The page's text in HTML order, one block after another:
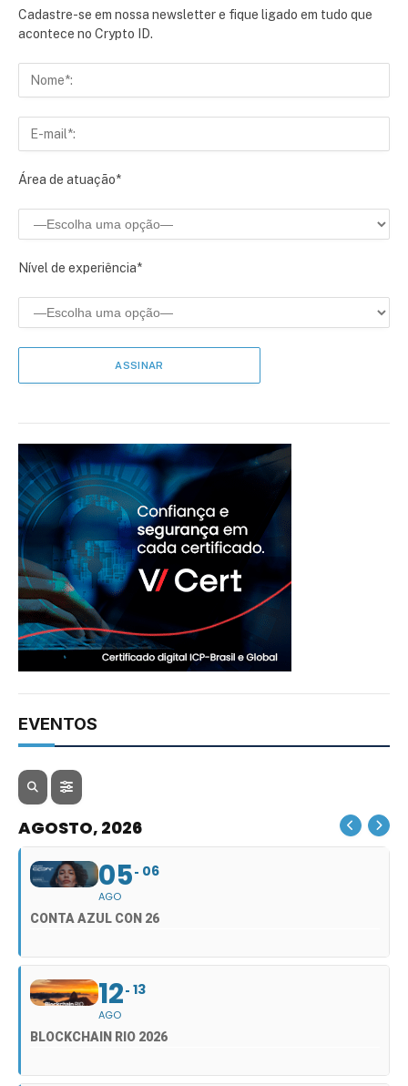
Cadastre-se em nossa newsletter e fique ligado em tudo que
acontece no Crypto ID.
Área de atuação*
Nível de experiência*
EVENTOS
AGOSTO, 2026
05
AGO
06
CONTA AZUL CON 26
12
AGO
13
BLOCKCHAIN RIO 2026